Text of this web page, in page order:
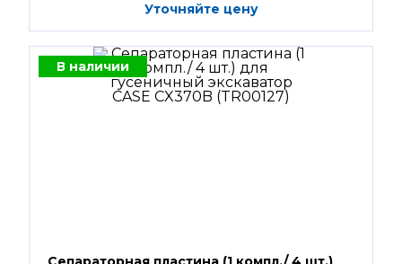
Уточняйте цену
В наличии